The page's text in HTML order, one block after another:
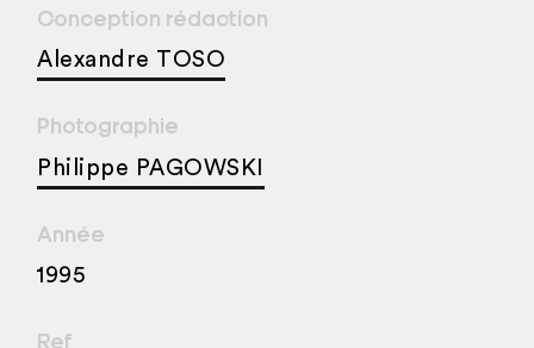
Conception rédaction
Alexandre TOSO
Photographie
Philippe PAGOWSKI
Année
1995
Ref